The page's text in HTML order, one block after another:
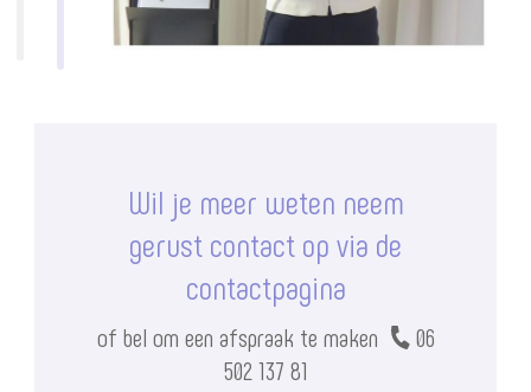
Wil je meer weten neem
gerust contact op via de
contactpagina
of bel om een afspraak te maken
06
502 137 81